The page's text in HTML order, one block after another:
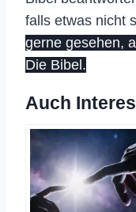
falls etwas nicht
gerne gesehen,
Die Bibel.
Auch